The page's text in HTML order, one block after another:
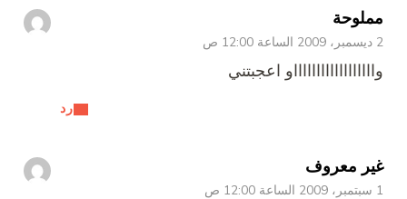
مملوحة
2 ديسمبر، 2009 الساعة 12:00 ص
رد
وااااااااااااااااااو اعجبتني
غير معروف
1 سبتمبر، 2009 الساعة 12:00 ص